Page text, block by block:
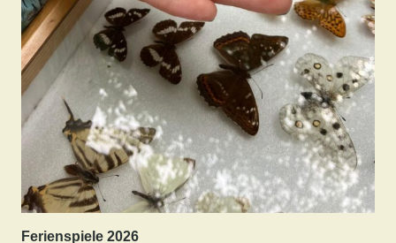
Ferienspiele 2026